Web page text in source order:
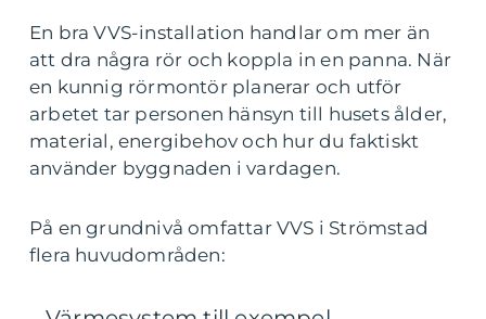
En bra VVS-installation handlar om mer än
att dra några rör och koppla in en panna. När
en kunnig rörmontör planerar och utför
arbetet tar personen hänsyn till husets ålder,
material, energibehov och hur du faktiskt
använder byggnaden i vardagen.
På en grundnivå omfattar VVS i Strömstad
flera huvudområden: